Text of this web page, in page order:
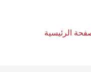
الرئيسية